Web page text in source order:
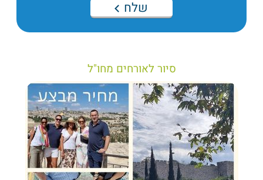
שלח
סיור לאורחים מחו"ל